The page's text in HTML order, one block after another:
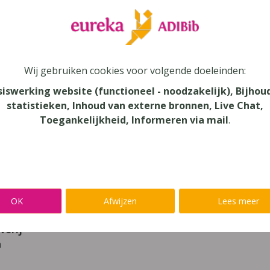
in je talent'
en lees meer over thema's als redelijke
Up! 6 - This means business
Wij gebruiken cookies voor volgende doeleinden:
website (functioneel - noodzakelijk),
statistieken, Inhoud van externe bronnen, Live Chat,
Toegankelijkheid, Informeren via mail.
OK Afwijzen Lees meer